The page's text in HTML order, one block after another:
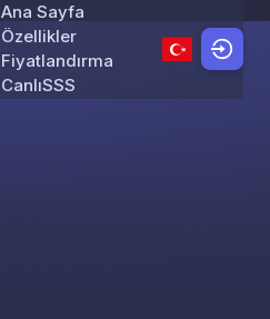
Skip to content
Ana Sayfa
Özellikler
Fiyatlandırma
CanlıSSS